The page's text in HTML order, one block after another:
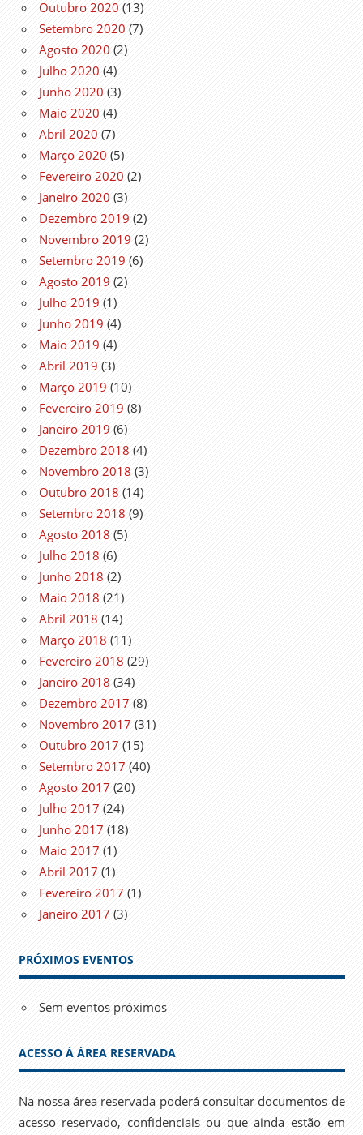
Outubro 2020 (13)
Setembro 2020 (7)
Agosto 2020 (2)
Julho 2020 (4)
Junho 2020 (3)
Maio 2020 (4)
Abril 2020 (7)
Março 2020 (5)
Fevereiro 2020 (2)
Janeiro 2020 (3)
Dezembro 2019 (2)
Novembro 2019 (2)
Setembro 2019 (6)
Agosto 2019 (2)
Julho 2019 (1)
Junho 2019 (4)
Maio 2019 (4)
Abril 2019 (3)
Março 2019 (10)
Fevereiro 2019 (8)
Janeiro 2019 (6)
Dezembro 2018 (4)
Novembro 2018 (3)
Outubro 2018 (14)
Setembro 2018 (9)
Agosto 2018 (5)
Julho 2018 (6)
Junho 2018 (2)
Maio 2018 (21)
Abril 2018 (14)
Março 2018 (11)
Fevereiro 2018 (29)
Janeiro 2018 (34)
Dezembro 2017 (8)
Novembro 2017 (31)
Outubro 2017 (15)
Setembro 2017 (40)
Agosto 2017 (20)
Julho 2017 (24)
Junho 2017 (18)
Maio 2017 (1)
Abril 2017 (1)
Fevereiro 2017 (1)
Janeiro 2017 (3)
PRÓXIMOS EVENTOS
Sem eventos próximos
ACESSO À ÁREA RESERVADA
Na nossa área reservada poderá consultar documentos de
acesso reservado, confidenciais ou que ainda estão em